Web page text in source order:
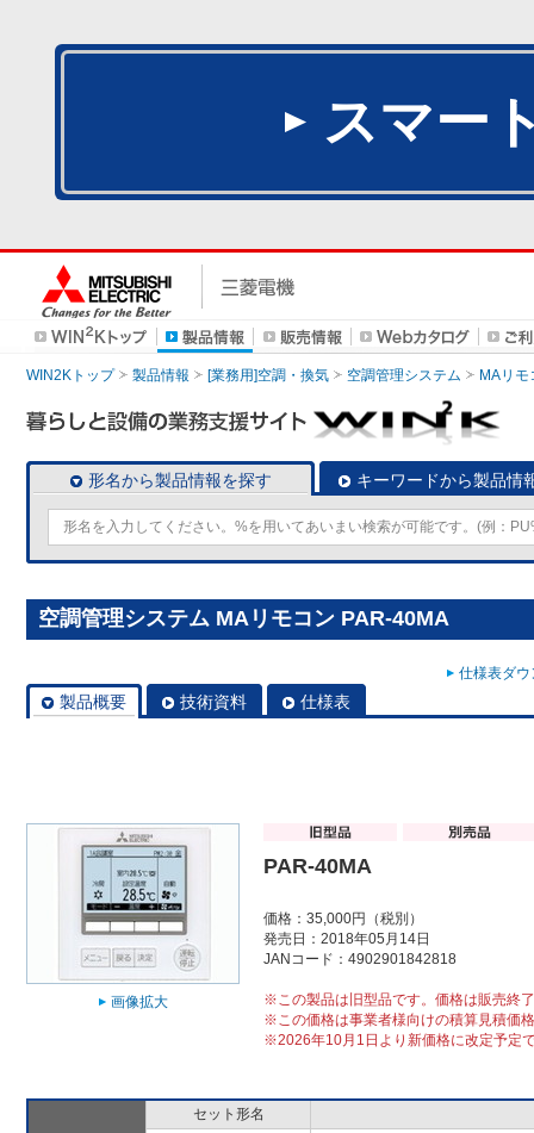
スマー
WIN2Kトップ 製品情報 [業務用]空調・換気 空調管理システム MAリモ
形名から製品情報を探す キーワードから製品情
空調管理システム MAリモコン PAR-40MA
仕様表ダ
製品概要 技術資料 仕様表
画像拡大
PAR-40MA
価格：35,000円（税別）
発売日：2018年05月14日
JANコード：4902901842818
※この製品は旧型品です。価格は販売終
※この価格は事業者様向けの積算見積価
※2026年10月1日より新価格に改定予定
セット形名